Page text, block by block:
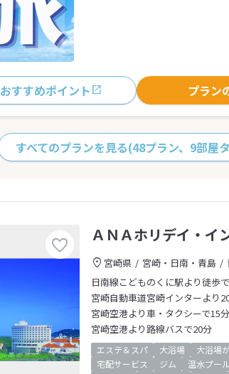
おすすめポイント プラン
すべてのプランを見る(48プラン、9部屋
ＡＮＡホリデイ・イ
宮崎県 宮崎・日南・青島
日南線こどものくに駅より徒歩
宮崎自動車道宮崎インターより
宮崎空港より車・タクシーで15分
宮崎空港より路線バスで20分
エステ＆スパ 大浴場 大浴場
宅配サービス
ジム 温水プール